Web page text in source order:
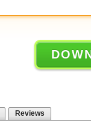
Reviews